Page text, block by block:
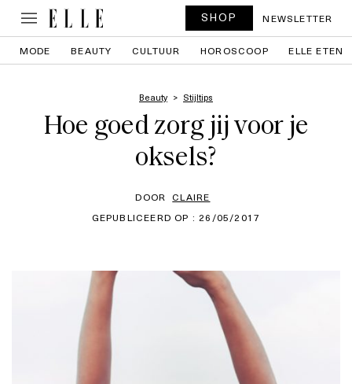
SHOP NEWSLETTER
MODE BEAUTY CULTUUR HOROSCOOP ELLE ETEN
Beauty Stijltips
Hoe goed zorg jij voor je
oksels?
DOOR CLAIRE
GEPUBLICEERD OP : 26/05/2017